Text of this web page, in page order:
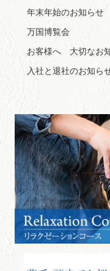
年末年始のお知らせ
万国博覧会
お客様へ 大切なお知
入社と退社のお知ら